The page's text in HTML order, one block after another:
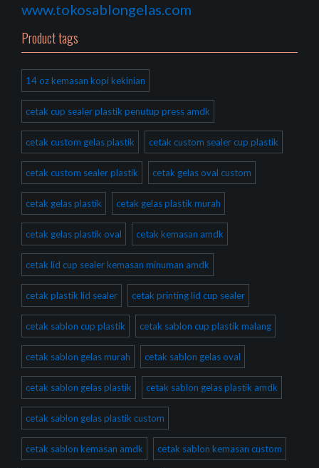
www.tokosablongelas.com
Product tags
14 oz kemasan kopi kekinian
cetak cup sealer plastik penutup press amdk
cetak custom gelas plastik cetak custom sealer cup plastik
cetak custom sealer plastik cetak gelas oval custom
cetak gelas plastik cetak gelas plastik murah
cetak gelas plastik oval cetak kemasan amdk
cetak lid cup sealer kemasan minuman amdk
cetak plastik lid sealer cetak printing lid cup sealer
cetak sablon cup plastik cetak sablon cup plastik malang
cetak sablon gelas murah cetak sablon gelas oval
cetak sablon gelas plastik cetak sablon gelas plastik amdk
cetak sablon gelas plastik custom
cetak sablon kemasan amdk cetak sablon kemasan custom